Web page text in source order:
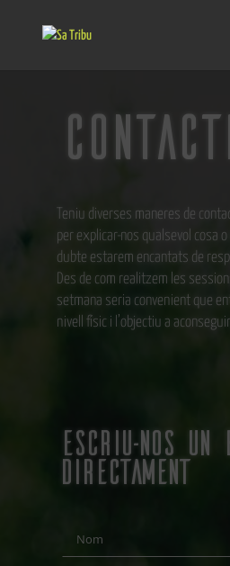
Teniu diverses maneres de
per explicar-nos qualsevol cosa
dubte estarem encantats de
Des de com realitzem les
setmana seria convenient que
nivell físic i l’objectiu a
ESCRIU-NOS UN
directament